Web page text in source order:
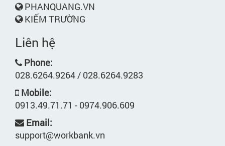
PHANQUANG.VN
KIẾM TRƯỜNG
Liên hệ
Phone:
028.6264.9264 / 028.6264.9283
Mobile:
0913.49.71.71 - 0974.906.609
Email:
support@workbank.vn